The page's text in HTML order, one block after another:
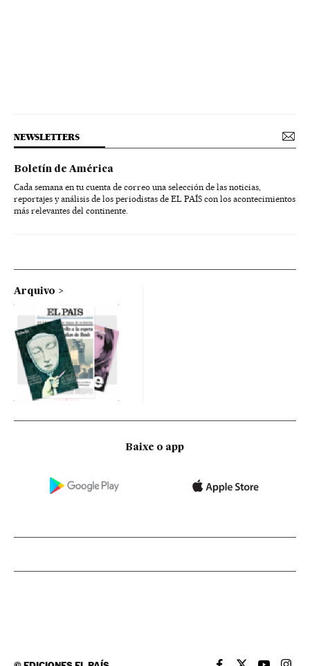
NEWSLETTERS
Boletín de América
Cada semana en tu cuenta de correo una selección de las noticias,
reportajes y análisis de los periodistas de EL PAÍS con los acontecimientos
más relevantes del continente.
Arquivo
Baixe o app